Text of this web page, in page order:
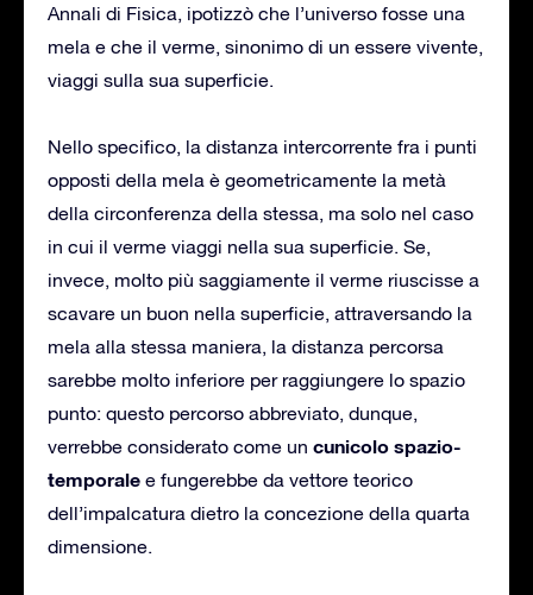
Annali di Fisica, ipotizzò che l’universo fosse una
mela e che il verme, sinonimo di un essere vivente,
viaggi sulla sua superficie.
Nello specifico, la distanza intercorrente fra i punti
opposti della mela è geometricamente la metà
della circonferenza della stessa, ma solo nel caso
in cui il verme viaggi nella sua superficie. Se,
invece, molto più saggiamente il verme riuscisse a
scavare un buon nella superficie, attraversando la
mela alla stessa maniera, la distanza percorsa
sarebbe molto inferiore per raggiungere lo spazio
punto: questo percorso abbreviato, dunque,
verrebbe considerato come un cunicolo spazio-
temporale e fungerebbe da vettore teorico
dell’impalcatura dietro la concezione della quarta
dimensione.